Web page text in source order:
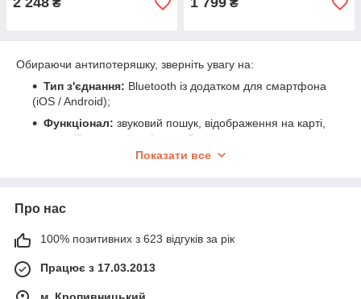
₴ ₴
Обираючи антипотеряшку, зверніть увагу на:
Тип з'єднання: Bluetooth із додатком для смартфона
(iOS / Android);
Функціонал: звуковий пошук, відображення на карті,
зворотній виклик телефону з брелока;
зазвичай від 10 до 50 метрів залежно
акумулятор;
Сумісність:
переконайтеся, що ваш смартфон
підтримує відповідну програму;
Додатково:кнопка SOS, світлодіод, вологозахист,
Показати все
Про нас
100% позитивних з 623 відгуків за рік
Працює з 17.03.2013